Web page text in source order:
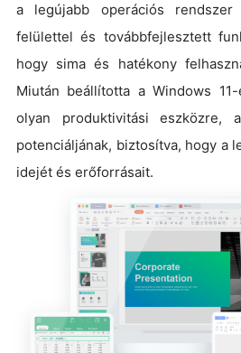
a legújabb operációs rendszer
felülettel és továbbfejlesztett
hogy sima és hatékony
Miután beállította a Windows
olyan produktivitási eszközre,
potenciáljának, biztosítva, hogy a
idejét és erőforrásait.